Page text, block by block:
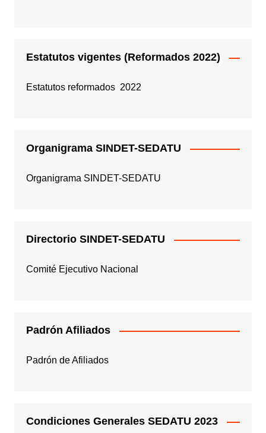
Estatutos vigentes (Reformados 2022)
Estatutos reformados 2022
Organigrama SINDET-SEDATU
Organigrama SINDET-SEDATU
Directorio SINDET-SEDATU
Comité Ejecutivo Nacional
Padrón Afiliados
Padrón de Afiliados
Condiciones Generales SEDATU 2023